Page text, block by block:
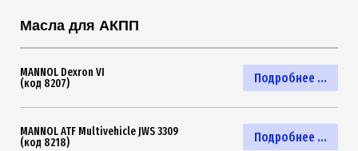
Масла для АКПП
Подробнее ...
MANNOL Dexron VI
(код 8207)
Подробнее ...
MANNOL ATF Multivehicle JWS 3309
(код 8218)